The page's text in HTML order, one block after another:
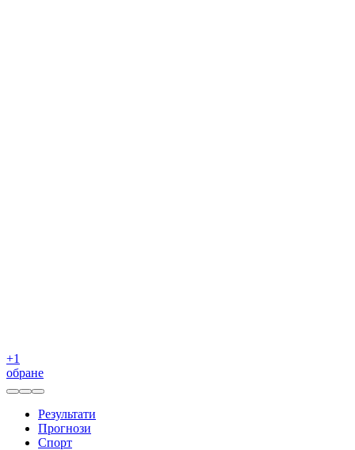
+1
обране
Результати
Прогнози
Спорт